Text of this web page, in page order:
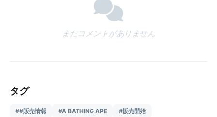
まだコメントがありません
タグ
##販売情報 #A BATHING APE #販売開始